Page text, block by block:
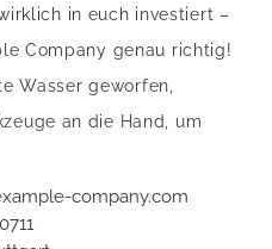
0711
company.com
in euch investiert –
Company genau richtig!
Wasser geworfen,
an die Hand, um